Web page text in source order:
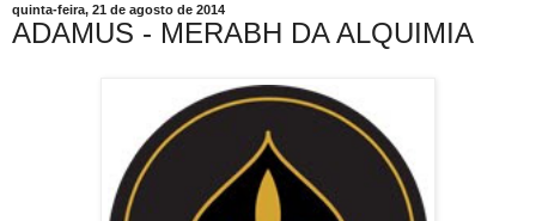
quinta-feira, 21 de agosto de 2014
ADAMUS - MERABH DA ALQUIMIA